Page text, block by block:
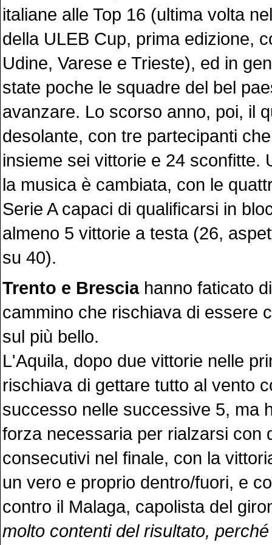
italiane alle Top 16 (ultima volta
della ULEB Cup, prima edizione,
Udine, Varese e Trieste), ed in
state poche le squadre del bel
avanzare. Lo scorso anno, poi, il
desolante, con tre partecipanti
insieme sei vittorie e 24 sconfitte.
la musica è cambiata, con le
Serie A capaci di qualificarsi in
almeno 5 vittorie a testa (26,
su 40).
Trento e Bresciahanno faticato
cammino che rischiava di essere
sul più bello.
L'Aquila, dopo due vittorie nelle
rischiava di gettare tutto al vento
successo nelle successive 5, ma
forza necessaria per rialzarsi con
consecutivi nel finale, con la
un vero e proprio dentro/fuori, e
contro il Malaga, capolista del
molto contenti del risultato,